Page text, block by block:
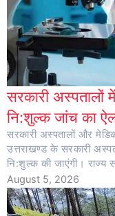
सरकारी
नि:शुल्क जांच का
सरकारी अस्पतालों और
उत्तराखण्ड के सरकारी
नि:शुल्क की जाएंगी। राज्य
August 5, 2026